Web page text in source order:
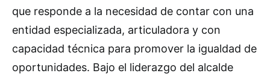
que responde a la necesidad de contar con una
entidad especializada, articuladora y con
capacidad técnica para promover la igualdad de
oportunidades. Bajo el liderazgo del alcalde